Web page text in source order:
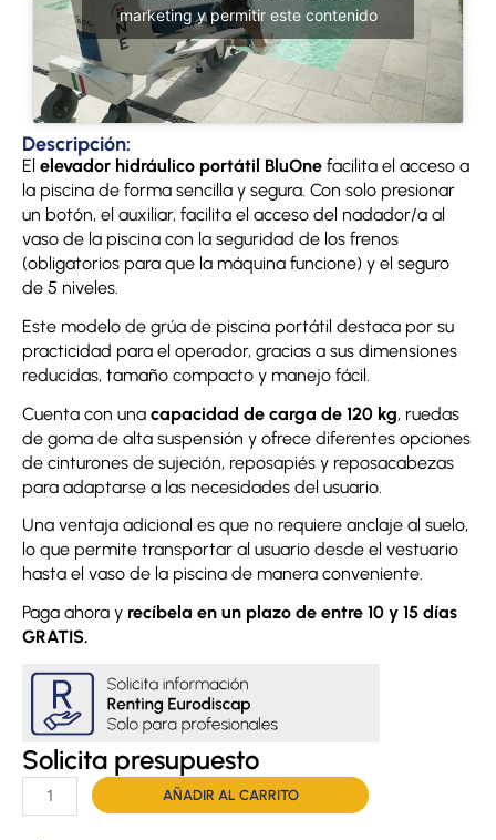
marketing y permitir este contenido
Descripción:
El elevador hidráulico portátil BluOne facilita el acceso a
la piscina de forma sencilla y segura. Con solo presionar
un botón, el auxiliar, facilita el acceso del nadador/a al
vaso de la piscina con la seguridad de los frenos
(obligatorios para que la máquina funcione) y el seguro
de 5 niveles.
Este modelo de grúa de piscina portátil destaca por su
practicidad para el operador, gracias a sus dimensiones
reducidas, tamaño compacto y manejo fácil.
Cuenta con una capacidad de carga de 120 kg, ruedas
de goma de alta suspensión y ofrece diferentes opciones
de cinturones de sujeción, reposapiés y reposacabezas
para adaptarse a las necesidades del usuario.
Una ventaja adicional es que no requiere anclaje al suelo,
lo que permite transportar al usuario desde el vestuario
hasta el vaso de la piscina de manera conveniente.
Paga ahora y recíbela en un plazo de entre 10 y 15 días
GRATIS.
Solicita presupuesto
Elevador
de
AÑADIR AL CARRITO